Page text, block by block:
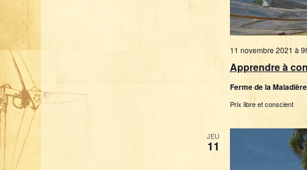
Apprendre à
11 novembre 2021 à
Ferme de la Maladière
Prix libre et conscient
JEU
11